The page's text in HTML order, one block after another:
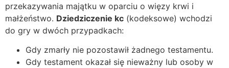
przekazywania majątku w oparciu o więzy krwi i
małżeństwo. Dziedziczenie kc (kodeksowe) wchodzi
do gry w dwóch przypadkach:
Gdy zmarły nie pozostawił żadnego testamentu.
Gdy testament okazał się nieważny lub osoby w